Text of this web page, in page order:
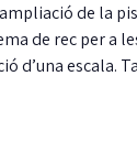
de la
de rec per a
d’una escala.